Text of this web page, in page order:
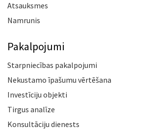
Atsauksmes
Namrunis
Pakalpojumi
Starpniecības pakalpojumi
Nekustamo īpašumu vērtēšana
Investīciju objekti
Tirgus analīze
Konsultāciju dienests